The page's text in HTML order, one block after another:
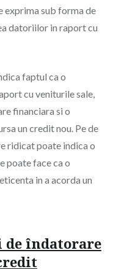
exprima sub forma de
datoriilor in raport cu
faptul ca o
cu veniturile sale,
financiara si o
un credit nou. Pe de
ridicat poate indica o
poate face ca o
in a acorda un
îndatorare